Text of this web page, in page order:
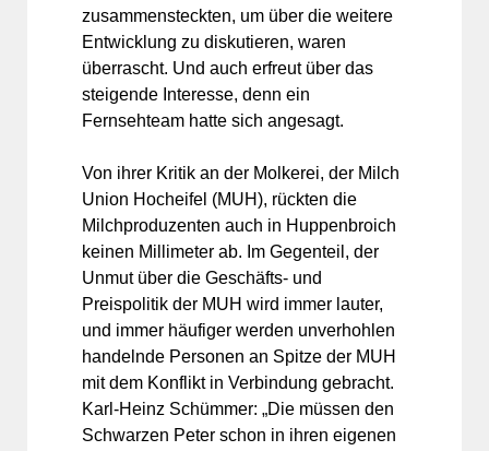
zusammensteckten, um über die weitere
Entwicklung zu diskutieren, waren
überrascht. Und auch erfreut über das
steigende Interesse, denn ein
Fernsehteam hatte sich angesagt.
Von ihrer Kritik an der Molkerei, der Milch
Union Hocheifel (MUH), rückten die
Milchproduzenten auch in Huppenbroich
keinen Millimeter ab. Im Gegenteil, der
Unmut über die Geschäfts- und
Preispolitik der MUH wird immer lauter,
und immer häufiger werden unverhohlen
handelnde Personen an Spitze der MUH
mit dem Konflikt in Verbindung gebracht.
Karl-Heinz Schümmer: „Die müssen den
Schwarzen Peter schon in ihren eigenen